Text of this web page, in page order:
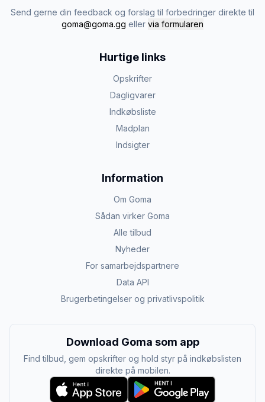
Send gerne din feedback og forslag til forbedringer direkte til
goma@goma.gg eller via formularen
Hurtige links
Opskrifter
Dagligvarer
Indkøbsliste
Madplan
Indsigter
Information
Om Goma
Sådan virker Goma
Alle tilbud
Nyheder
For samarbejdspartnere
Data API
Brugerbetingelser og privatlivspolitik
Download Goma som app
Find tilbud, gem opskrifter og hold styr på indkøbslisten
direkte på mobilen.